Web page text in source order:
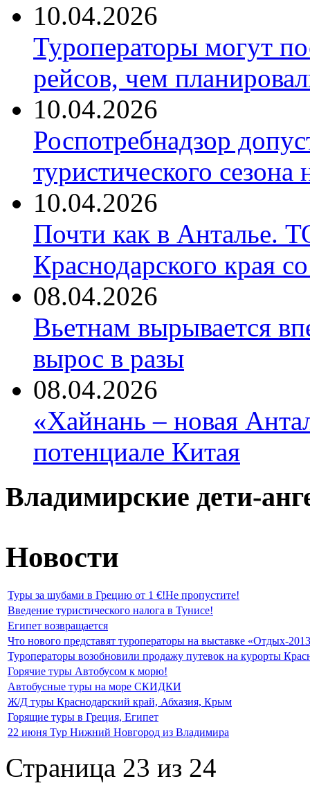
10.04.2026
Туроператоры могут
рейсов, чем
10.04.2026
Роспотребнадзор
туристического
10.04.2026
Почти как в Анталье.
Краснодарского края
08.04.2026
Вьетнам вырывается
вырос в разы
08.04.2026
«Хайнань – новая
потенциале Китая
Владимирские дети-
Новости
Туры за шубами в Грецию от 1 €!Не пропустите!
Введение туристического налога в Тунисе!
Египет возвращается
Что нового представят туроператоры на выставке «Отдых-
Туроператоры возобновили продажу путевок на курорты
Горячие туры Автобусом к морю!
Автобусные туры на море СКИДКИ
Ж/Д туры Краснодарский край, Абхазия, Крым
Горящие туры в Греция, Египет
22 июня Тур Нижний Новгород из Владимира
Страница 23 из 24